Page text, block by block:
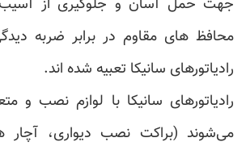
جهت حمل آسان و جلوگیری از
محافظ های مقاوم در برابر ضربه
رادیاتورهای سانیکا تعبیه شده اند.
رادیاتورهای سانیکا با لوازم نصب و
می‌شوند (براکت نصب دیواری، آچار